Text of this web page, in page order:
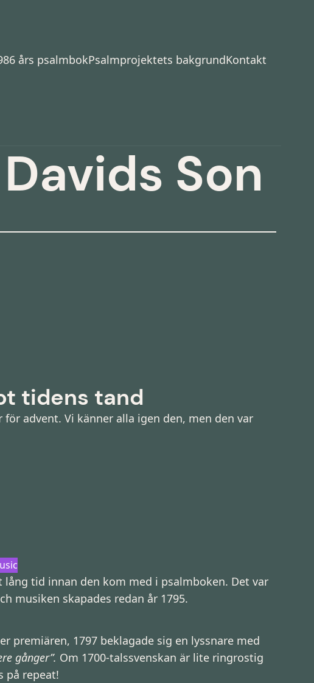
års psalmbokPsalmprojektets bakgrundKontakt
Son
tidens tand
advent. Vi känner alla igen den, men den var
tid innan den kom med i psalmboken. Det var
musiken skapades redan år 1795.
premiären, 1797 beklagade sig en lyssnare med
gånger”. Om 1700-talssvenskan är lite ringrostig
på repeat!